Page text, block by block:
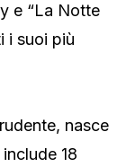
e “La Notte
i suoi più
nasce
18